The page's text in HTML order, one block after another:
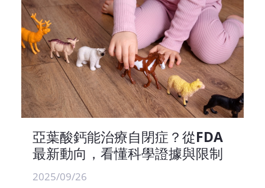
亞葉酸鈣能治療自閉症？從FDA
最新動向，看懂科學證據與限制
2025/09/26